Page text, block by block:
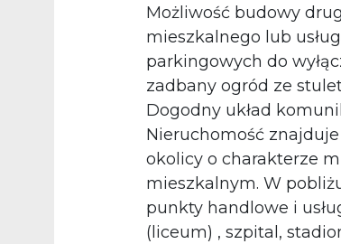
Możliwość budowy
mieszkalnego lub
parkingowych do
zadbany ogród ze
Dogodny układ
Nieruchomość
okolicy o charakterze
mieszkalnym. W
punkty handlowe i
(liceum) , szpital,